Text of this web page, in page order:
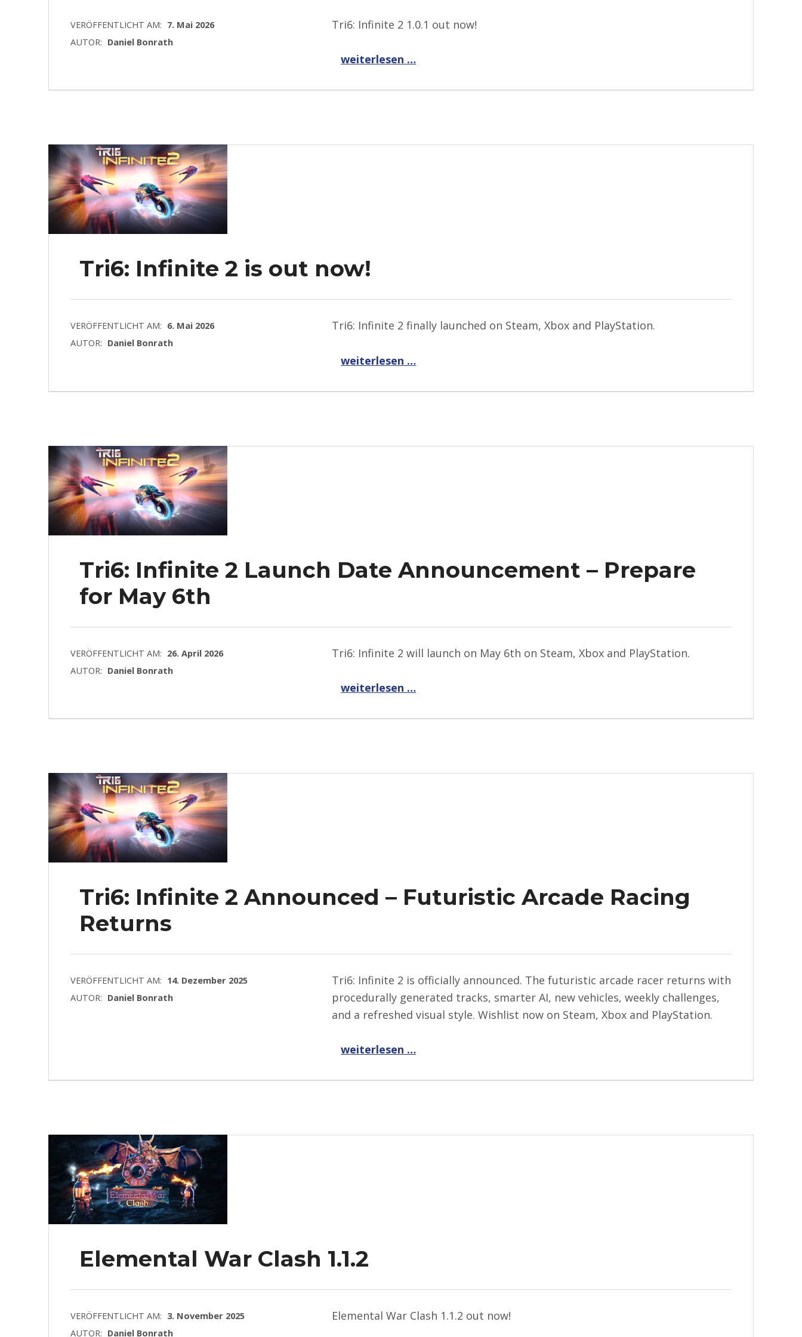
VERÖFFENTLICHT AM: 7. Mai 2026
AUTOR: Daniel Bonrath
Tri6: Infinite 2 1.0.1 out now!
“Tri6: Infinite 2 1.0.1”
weiterlesen …
Tri6: Infinite 2 is out now!
VERÖFFENTLICHT AM: 6. Mai 2026
AUTOR: Daniel Bonrath
Tri6: Infinite 2 finally launched on Steam, Xbox and PlayStation.
“Tri6: Infinite 2 is out now!”
weiterlesen …
Tri6: Infinite 2 Launch Date Announcement – Prepare
for May 6th
VERÖFFENTLICHT AM: 26. April 2026
AUTOR: Daniel Bonrath
Tri6: Infinite 2 will launch on May 6th on Steam, Xbox and PlayStation.
“Tri6: Infinite 2 Launch Date Announcement – Prepare for May 6th”
weiterlesen …
Tri6: Infinite 2 Announced – Futuristic Arcade Racing
Returns
VERÖFFENTLICHT AM: 14. Dezember 2025
AUTOR: Daniel Bonrath
Tri6: Infinite 2 is officially announced. The futuristic arcade racer returns with
procedurally generated tracks, smarter AI, new vehicles, weekly challenges,
and a refreshed visual style. Wishlist now on Steam, Xbox and PlayStation.
“Tri6: Infinite 2 Announced – Futuristic Arcade Racing Returns”
weiterlesen …
Elemental War Clash 1.1.2
VERÖFFENTLICHT AM: 3. November 2025
AUTOR: Daniel Bonrath
Elemental War Clash 1.1.2 out now!